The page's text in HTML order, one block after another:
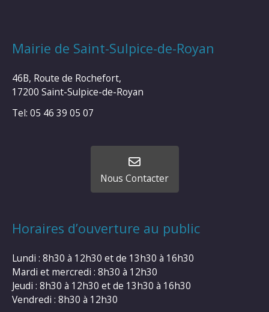
Mairie de Saint-Sulpice-de-Royan
46B, Route de Rochefort,
17200 Saint-Sulpice-de-Royan
Tel: 05 46 39 05 07
Nous Contacter
Horaires d’ouverture au public
Lundi : 8h30 à 12h30 et de 13h30 à 16h30
Mardi et mercredi : 8h30 à 12h30
Jeudi : 8h30 à 12h30 et de 13h30 à 16h30
Vendredi : 8h30 à 12h30